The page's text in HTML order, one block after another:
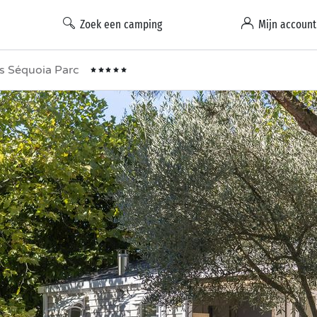
Zoek een camping Mijn account
Séquoia Parc